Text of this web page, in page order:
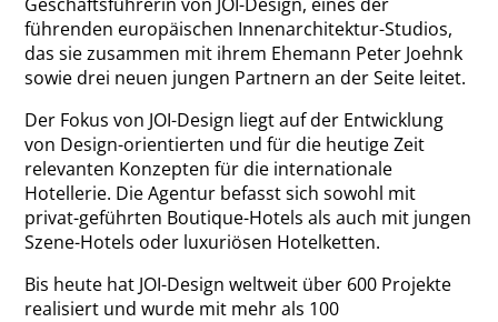
führenden europäischen Innenarchitektur-Studios,
das sie zusammen mit ihrem Ehemann Peter Joehnk
sowie drei neuen jungen Partnern an der Seite leitet.
Der Fokus von JOI-Design liegt auf der Entwicklung
von Design-orientierten und für die heutige Zeit
relevanten Konzepten für die internationale
Hotellerie. Die Agentur befasst sich sowohl mit
privat-geführten Boutique-Hotels als auch mit jungen
Szene-Hotels oder luxuriösen Hotelketten.
Bis heute hat JOI-Design weltweit über 600 Projekte
realisiert und wurde mit mehr als 100